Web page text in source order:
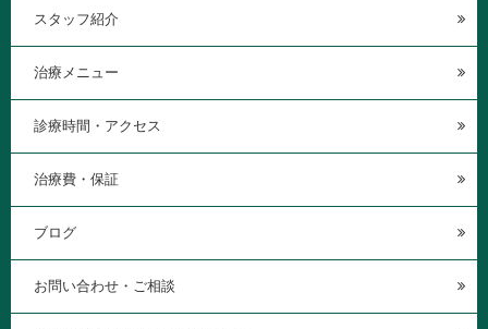
スタッフ紹介
治療メニュー
診療時間・アクセス
治療費・保証
ブログ
お問い合わせ・ご相談